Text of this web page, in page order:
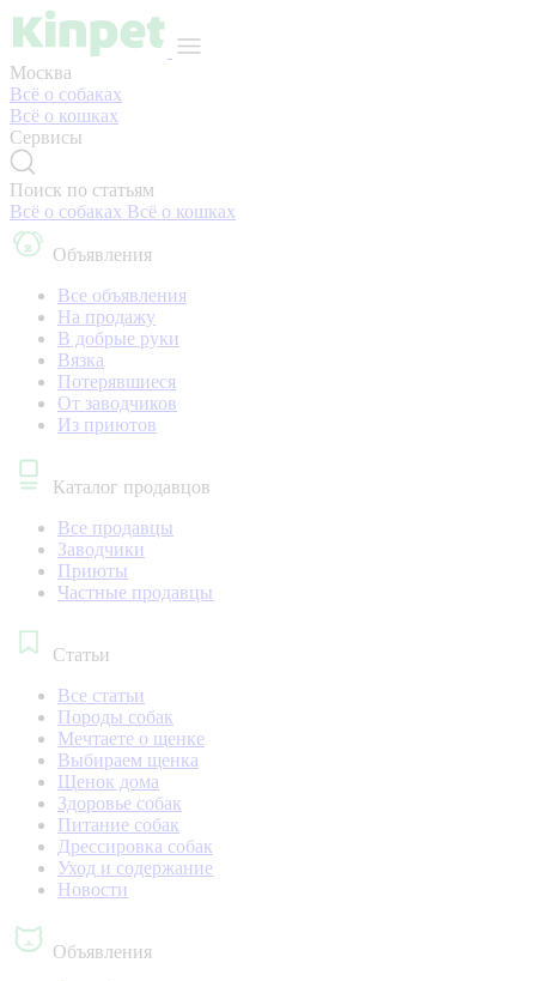
Москва
Всё о собаках
Всё о кошках
Сервисы
Поиск по статьям
Всё о собаках Всё о кошках
Объявления
Все объявления
На продажу
В добрые руки
Вязка
Потерявшиеся
От заводчиков
Из приютов
Каталог продавцов
Все продавцы
Заводчики
Приюты
Частные продавцы
Статьи
Все статьи
Породы собак
Мечтаете о щенке
Выбираем щенка
Щенок дома
Здоровье собак
Питание собак
Дрессировка собак
Уход и содержание
Новости
Объявления